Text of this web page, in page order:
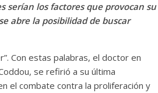
serían los factores que provocan su
abre la posibilidad de buscar
Con estas palabras, el doctor en
se refirió a su última
el combate contra la proliferación y